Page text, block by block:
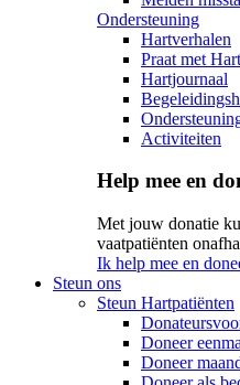
Ondersteuning
Hartverhalen
Praat met
Hartjournaal
Activiteiten
Help mee en
Met jouw donatie
vaatpatiënten
Ik help mee en
Steun ons
Steun Hartpatiënten
Doneer
Doneer